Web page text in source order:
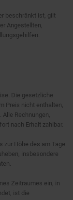
beschränkt ist, gilt
Angestellten,
Die gesetzliche
Preis nicht enthalten,
Rechnungen,
nach Erhalt zahlbar.
zur Höhe des am Tage
insbesondere
Zeitraumes ein, in
ist die